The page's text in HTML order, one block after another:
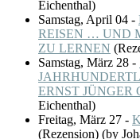
Eichenthal)
Samstag, April 04 -
REISEN … UND
ZU LERNEN (
Samstag, März 28 -
ERNST JÜNGER
Eichenthal)
Freitag, März 27 -
(Rezension) (by